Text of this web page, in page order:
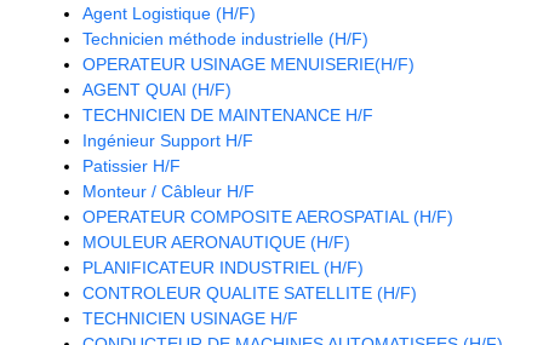
Agent Logistique (H/F)
Technicien méthode industrielle (H/F)
OPERATEUR USINAGE MENUISERIE(H/F)
AGENT QUAI (H/F)
TECHNICIEN DE MAINTENANCE H/F
Ingénieur Support H/F
Patissier H/F
Monteur / Câbleur H/F
OPERATEUR COMPOSITE AEROSPATIAL (H/F)
MOULEUR AERONAUTIQUE (H/F)
PLANIFICATEUR INDUSTRIEL (H/F)
CONTROLEUR QUALITE SATELLITE (H/F)
TECHNICIEN USINAGE H/F